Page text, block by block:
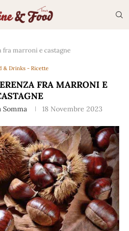
fra marroni e castagne
& Drinks - Ricette
FRA MARRONI E
Somma 18 Novembre 2023